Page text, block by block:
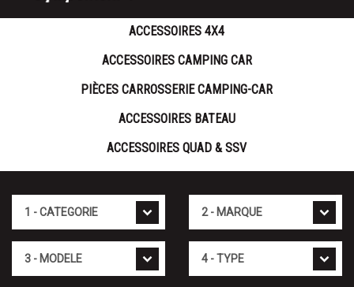
ACCESSOIRES 4X4
ACCESSOIRES CAMPING CAR
PIÈCES CARROSSERIE CAMPING-CAR
ACCESSOIRES BATEAU
ACCESSOIRES QUAD & SSV